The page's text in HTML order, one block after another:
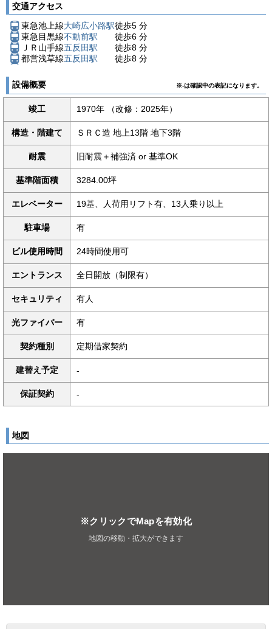
交通アクセス
東急池上線大崎広小路駅徒歩5 分
東急目黒線不動前駅 徒歩6 分
ＪＲ山手線五反田駅 徒歩8 分
都営浅草線五反田駅 徒歩8 分
設備概要 ※-は確認中の表記になります。
竣工 1970年 （改修：2025年）
構造・階建て ＳＲＣ造 地上13階 地下3階
耐震 旧耐震＋補強済 or 基準OK
基準階面積 3284.00坪
エレベーター 19基、人荷用リフト有、13人乗り以上
駐車場 有
ビル使用時間 24時間使用可
エントランス 全日開放（制限有）
セキュリティ 有人
光ファイバー 有
契約種別 定期借家契約
建替え予定 -
保証契約 -
地図
※クリックでMapを有効化
地図の移動・拡大ができます